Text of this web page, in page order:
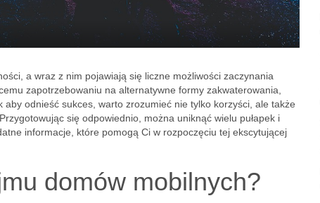
a wraz z nim pojawiają się liczne możliwości zaczynania
zapotrzebowaniu na alternatywne formy zakwaterowania,
odnieść sukces, warto zrozumieć nie tylko korzyści, ale także
się odpowiednio, można uniknąć wielu pułapek i
informacje, które pomogą Ci w rozpoczęciu tej ekscytującej
domów mobilnych?